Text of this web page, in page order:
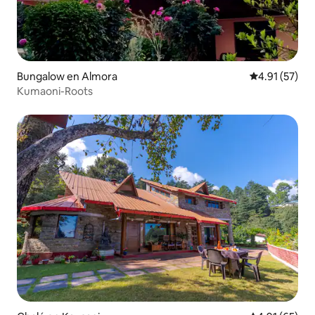
Bungalow en Almora Calificación
4.91 (57)
Kumaoni-Roots